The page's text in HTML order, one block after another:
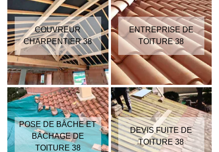
COUVREUR
CHARPENTIER 38
ENTREPRISE DE
TOITURE 38
POSE DE BÂCHE ET
BÂCHAGE DE
TOITURE 38
DEVIS FUITE DE
TOITURE 38